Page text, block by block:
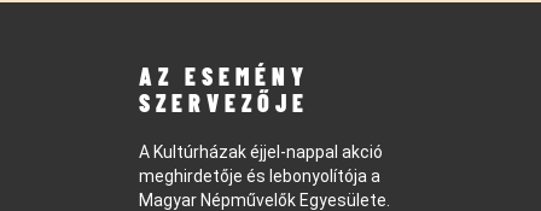
AZ ESEMÉNY
SZERVEZŐJE
A Kultúrházak éjjel-nappal akció
meghirdetője és lebonyolítója a
Magyar Népművelők Egyesülete.